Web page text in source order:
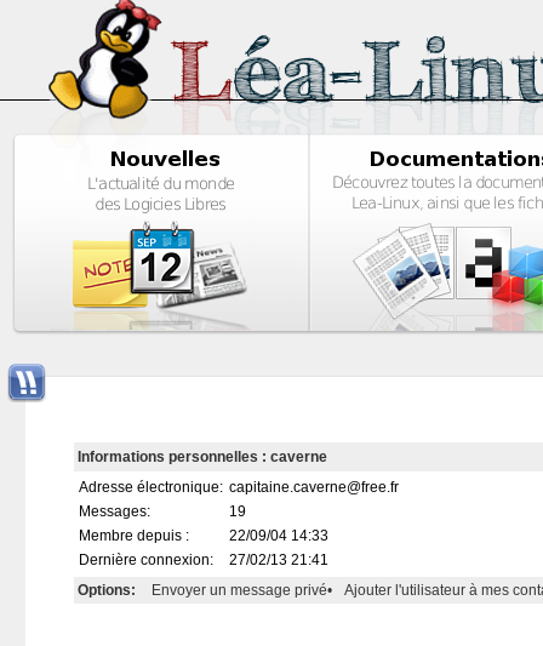
Informations personnelles : caverne
Adresse électronique: capitaine.caverne@free.fr
Messages:
19
Membre depuis :
22/09/04 14:33
Dernière connexion:
27/02/13 21:41
Options:
Envoyer un message privé• Ajouter l'utilisateur à mes